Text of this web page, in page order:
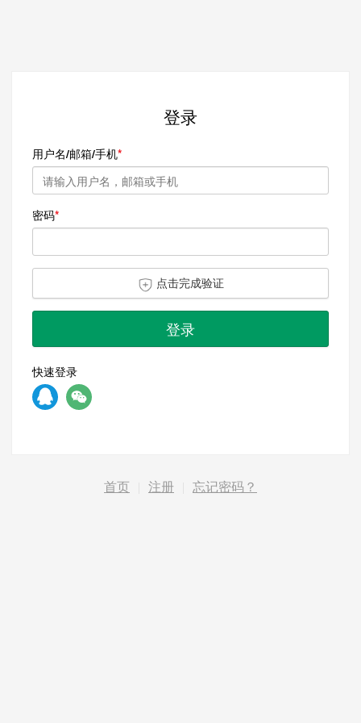
登录
用户名/邮箱/手机
密码
点击完成验证
登录
快速登录
首页 注册 忘记密码？